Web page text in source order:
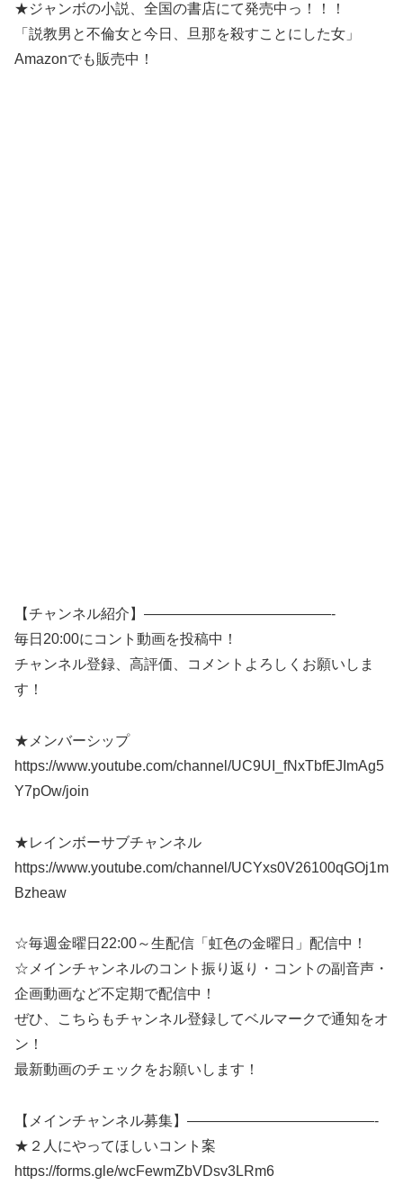
★ジャンボの小説、全国の書店にて発売中っ！！！
「説教男と不倫女と今日、旦那を殺すことにした女」
Amazonでも販売中！
【チャンネル紹介】—————————————-
毎日20:00にコント動画を投稿中！
チャンネル登録、高評価、コメントよろしくお願いしま
す！
★メンバーシップ
https://www.youtube.com/channel/UC9UI_fNxTbfEJImAg5
Y7pOw/join
★レインボーサブチャンネル
https://www.youtube.com/channel/UCYxs0V26100qGOj1m
Bzheaw
☆毎週金曜日22:00～生配信「虹色の金曜日」配信中！
☆メインチャンネルのコント振り返り・コントの副音声・
企画動画など不定期で配信中！
ぜひ、こちらもチャンネル登録してベルマークで通知をオ
ン！
最新動画のチェックをお願いします！
【メインチャンネル募集】—————————————-
★２人にやってほしいコント案
https://forms.gle/wcFewmZbVDsv3LRm6